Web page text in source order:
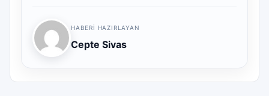
HABERI HAZIRLAYAN
Cepte Sivas